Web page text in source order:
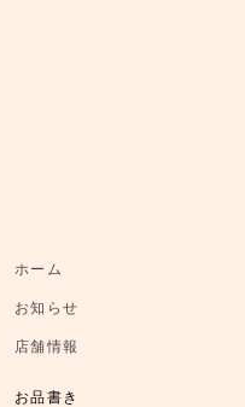
ホーム
お知らせ
店舗情報
お品書き